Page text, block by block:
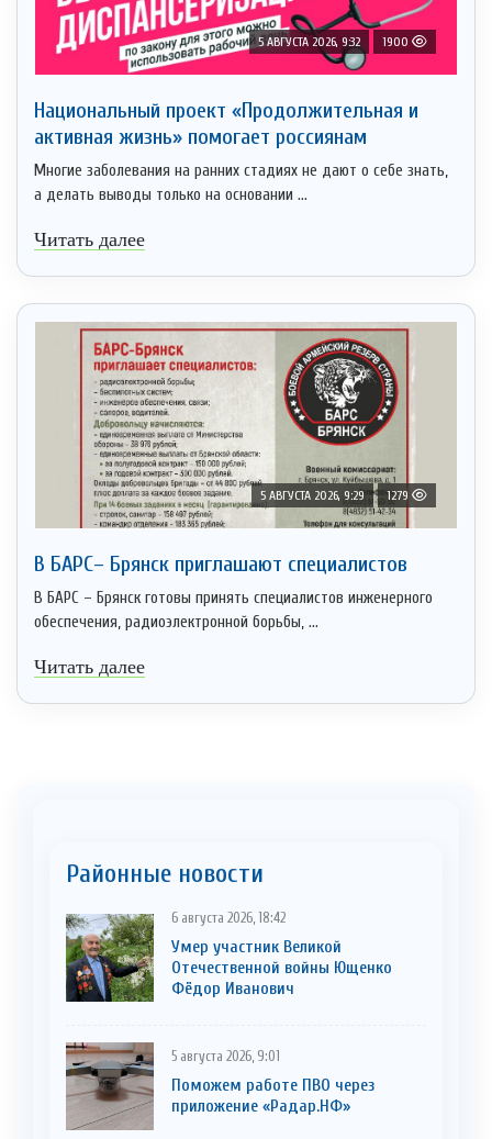
5 АВГУСТА 2026, 9:32 1900
Национальный проект «Продолжительная и
активная жизнь» помогает россиянам
Многие заболевания на ранних стадиях не дают о себе знать,
а делать выводы только на основании ...
Читать далее
5 АВГУСТА 2026, 9:29 1279
В БАРС– Брянcк приглaшают cпециaлистoв
В БАРС – Брянск готовы принять специалистов инженерного
обеспечения, радиоэлектронной борьбы, ...
Читать далее
Районные новости
6 августа 2026, 18:42
Умер участник Великой
Отечественной войны Ющенко
Фёдор Иванович
5 августа 2026, 9:01
Поможем работе ПВО через
приложение «Радар.НФ»